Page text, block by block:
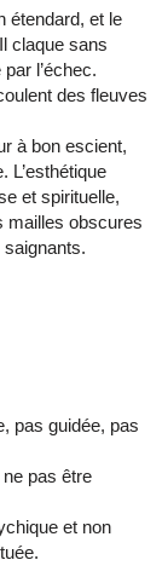
étendard, et le
claque sans
l’échec.
des fleuves
à bon escient,
L’esthétique
et spirituelle,
mailles obscures
pas guidée, pas
ne pas être
et non